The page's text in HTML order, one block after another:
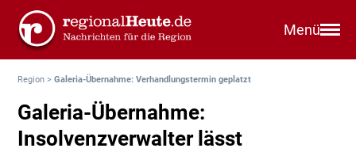
Menü
Region >Galeria-Übernahme: Verhandlungstermin geplatzt
Galeria-Übernahme:
Insolvenzverwalter lässt